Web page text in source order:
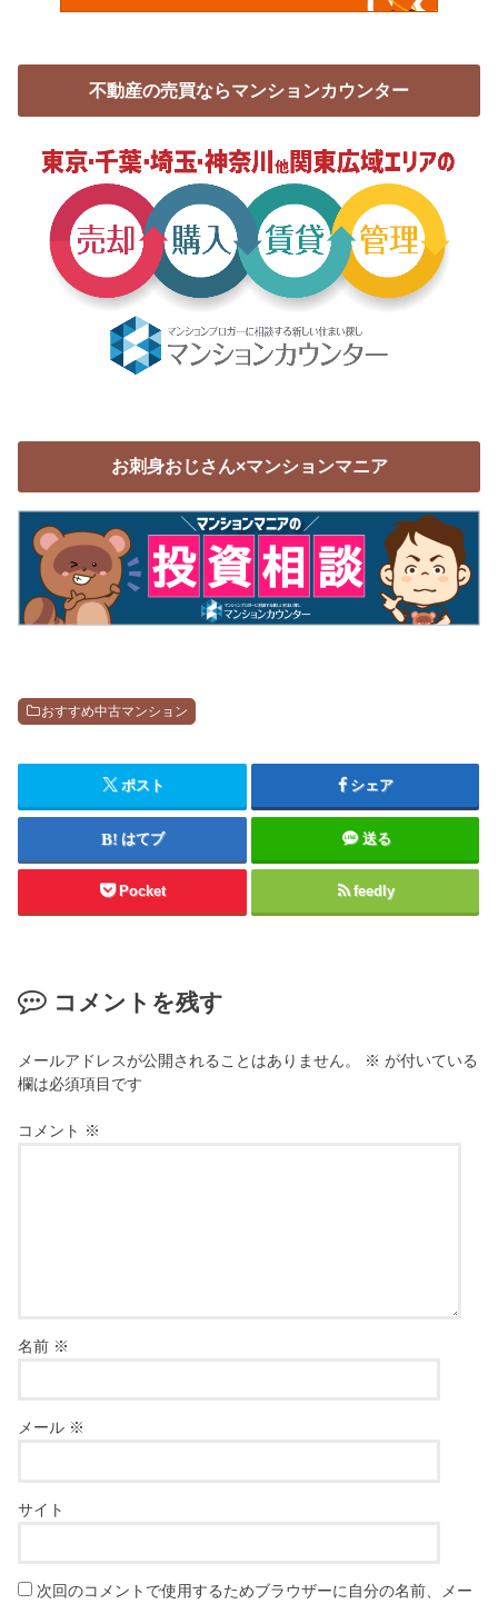
不動産の売買ならマンションカウンター
お刺身おじさん×マンションマニア
おすすめ中古マンション
ポスト シェア
はてブ 送る
Pocket feedly
コメントを残す
メールアドレスが公開されることはありません。 ※ が付いている
欄は必須項目です
コメント ※
名前 ※
メール ※
サイト
次回のコメントで使用するためブラウザーに自分の名前、メー